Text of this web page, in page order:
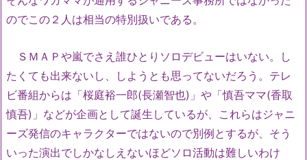
のでこの２人は相当の特別扱いである。
ＳＭＡＰや嵐でさえ誰ひとりソロデビューはいない。し
たくても出来ないし、しようとも思ってないだろう。テレ
ビ番組からは「桜庭裕一郎(長瀬智也)」や「慎吾ママ(香取
慎吾)」などが企画として誕生しているが、これらはジャニ
ーズ発信のキャラクターではないので別例とするが、そう
いった演出でしかなしえないほどソロ活動は難しいわけ